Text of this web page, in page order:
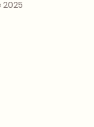
5 estrelas.